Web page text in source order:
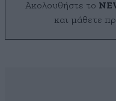
Ακολουθήστε το
και μάθετε